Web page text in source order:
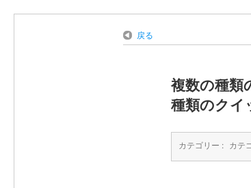
戻る
複数の種類
種類のクイ
カテゴリー : カテ